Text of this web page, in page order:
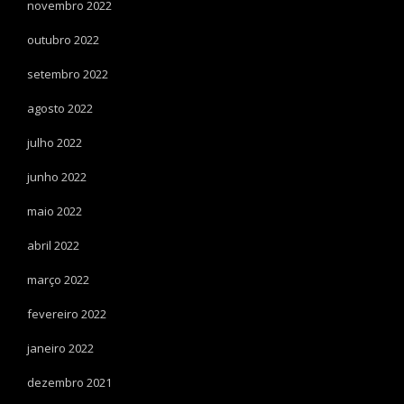
novembro 2022
outubro 2022
setembro 2022
agosto 2022
julho 2022
junho 2022
maio 2022
abril 2022
março 2022
fevereiro 2022
janeiro 2022
dezembro 2021